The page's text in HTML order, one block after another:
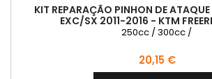
KIT REPARAÇÃO PINHON DE
EXC/SX 2011-2016 - KTM
250cc / 300cc /
Preço
20,15 €